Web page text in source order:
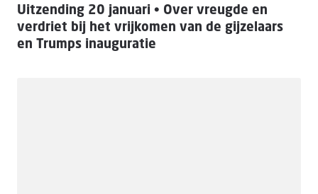
Uitzending 20 januari • Over vreugde en
verdriet bij het vrijkomen van de gijzelaars
en Trumps inauguratie